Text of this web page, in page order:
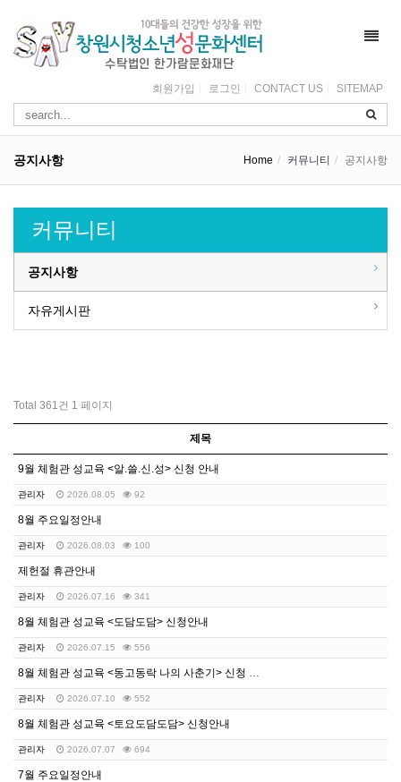
회원가입 로그인 CONTACT US SITEMAP
공지사항 Home 커뮤니티 공지사항
커뮤니티
공지사항
자유게시판
Total 361건 1 페이지
제목
9월 체험관 성교육 <알.쓸.신.성> 신청 안내
관리자 2026.08.05 92
8월 주요일정안내
관리자 2026.08.03 100
제헌절 휴관안내
관리자 2026.07.16 341
8월 체험관 성교육 <도담도담> 신청안내
관리자 2026.07.15 556
8월 체험관 성교육 <동고동락 나의 사춘기> 신청 안내
관리자 2026.07.10 552
8월 체험관 성교육 <토요도담도담> 신청안내
관리자 2026.07.07 694
7월 주요일정안내